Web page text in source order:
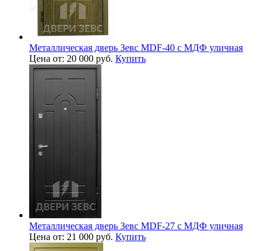
Металлическая дверь Зевс MDF-40 с МДФ уличная
Цена от: 20 000 руб. Купить
Металлическая дверь Зевс MDF-27 с МДФ уличная
Цена от: 21 000 руб. Купить